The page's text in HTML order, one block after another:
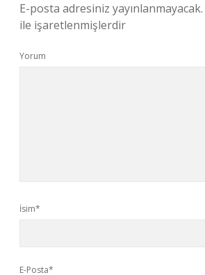
E-posta adresiniz yayınlanmayacak.
ile işaretlenmişlerdir
Yorum
İsim*
E-Posta*